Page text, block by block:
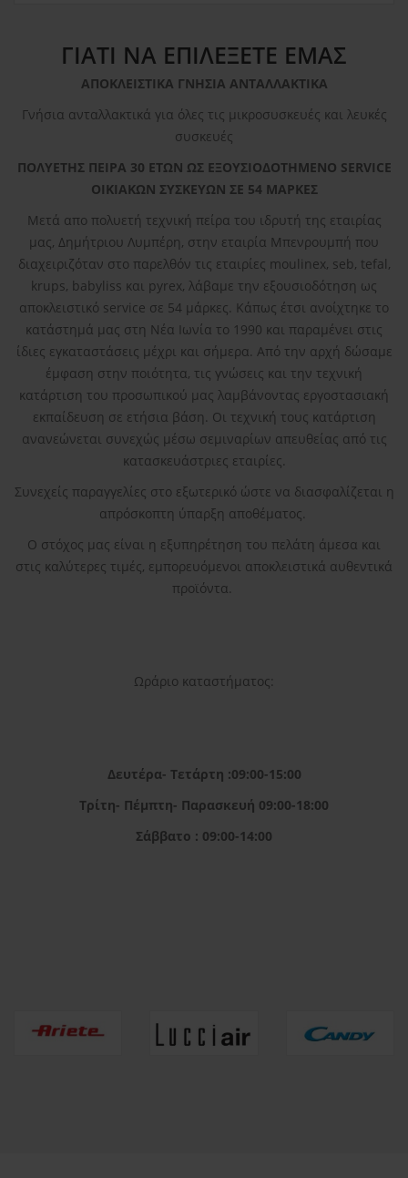
ΓΙΑΤΙ ΝΑ ΕΠΙΛΕΞΕΤΕ ΕΜΑΣ
ΑΠΟΚΛΕΙΣΤΙΚΑ ΓΝΗΣΙΑ ΑΝΤΑΛΛΑΚΤΙΚΑ
Γνήσια ανταλλακτικά για όλες τις μικροσυσκευές και λευκές
συσκευές
ΠΟΛΥΕΤΗΣ ΠΕΙΡΑ 30 ΕΤΩΝ ΩΣ ΕΞΟΥΣΙΟΔΟΤΗΜΕΝΟ SERVICE
ΟΙΚΙΑΚΩΝ ΣΥΣΚΕΥΩΝ ΣΕ 54 ΜΑΡΚΕΣ
Μετά απο πολυετή τεχνική πείρα του ιδρυτή της εταιρίας
μας, Δημήτριου Λυμπέρη, στην εταιρία Μπενρουμπή που
διαχειριζόταν στο παρελθόν τις εταιρίες moulinex, seb, tefal,
krups, babyliss και pyrex, λάβαμε την εξουσιοδότηση ως
αποκλειστικό service σε 54 μάρκες. Κάπως έτσι ανοίχτηκε το
κατάστημά μας στη Νέα Ιωνία το 1990 και παραμένει στις
ίδιες εγκαταστάσεις μέχρι και σήμερα. Από την αρχή δώσαμε
έμφαση στην ποιότητα, τις γνώσεις και την τεχνική
κατάρτιση του προσωπικού μας λαμβάνοντας εργοστασιακή
εκπαίδευση σε ετήσια βάση. Οι τεχνική τους κατάρτιση
ανανεώνεται συνεχώς μέσω σεμιναρίων απευθείας από τις
κατασκευάστριες εταιρίες.
Συνεχείς παραγγελίες στο εξωτερικό ώστε να διασφαλίζεται η
απρόσκοπτη ύπαρξη αποθέματος.
Ο στόχος μας είναι η εξυπηρέτηση του πελάτη άμεσα και
στις καλύτερες τιμές, εμπορευόμενοι αποκλειστικά αυθεντικά
προϊόντα.
Ωράριο καταστήματος:
Δευτέρα- Τετάρτη :09:00-15:00
Τρίτη- Πέμπτη- Παρασκευή 09:00-18:00
Σάββατο : 09:00-14:00